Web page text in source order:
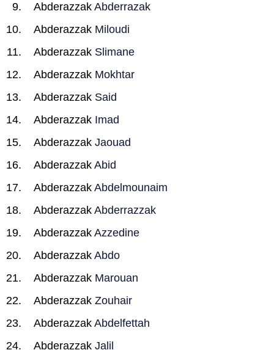
Abderazzak Abderrazak
Abderazzak Miloudi
Abderazzak Slimane
Abderazzak Mokhtar
Abderazzak Said
Abderazzak Imad
Abderazzak Jaouad
Abderazzak Abid
Abderazzak Abdelmounaim
Abderazzak Abderrazzak
Abderazzak Azzedine
Abderazzak Abdo
Abderazzak Marouan
Abderazzak Zouhair
Abderazzak Abdelfettah
Abderazzak Jalil